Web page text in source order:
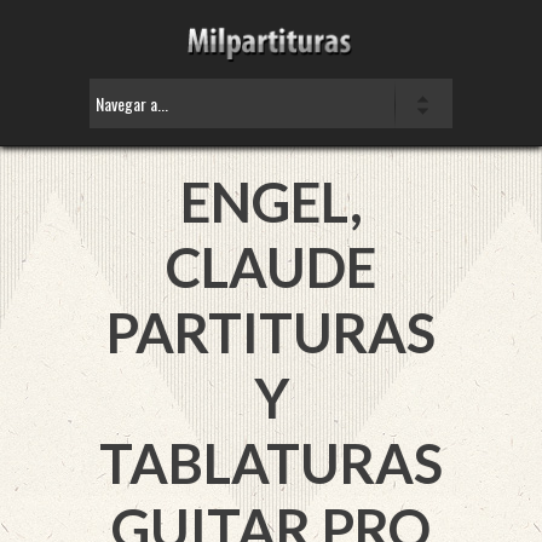
ENGEL,
CLAUDE
PARTITURAS
Y
TABLATURAS
GUITAR PRO